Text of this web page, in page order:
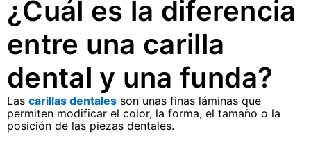
¿Cuál es la diferencia
entre una carilla
dental y una funda?
Las carillas dentales son unas finas láminas que
permiten modificar el color, la forma, el tamaño o la
posición de las piezas dentales.